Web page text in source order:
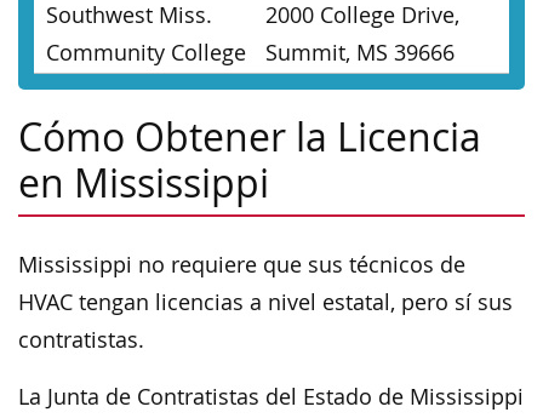
Southwest Miss.
Community College
2000 College Drive,
Summit, MS 39666
Cómo Obtener la Licencia
en Mississippi
Mississippi no requiere que sus técnicos de
HVAC tengan licencias a nivel estatal, pero sí sus
contratistas.
La Junta de Contratistas del Estado de Mississippi